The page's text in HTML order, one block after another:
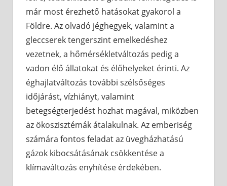
már most érezhető hatásokat gyakorol a
Földre. Az olvadó jéghegyek, valamint a
gleccserek tengerszint emelkedéshez
vezetnek, a hőmérsékletváltozás pedig a
vadon élő állatokat és élőhelyeket érinti. Az
éghajlatváltozás további szélsőséges
időjárást, vízhiányt, valamint
betegségterjedést hozhat magával, miközben
az ökoszisztémák átalakulnak. Az emberiség
számára fontos feladat az üvegházhatású
gázok kibocsátásának csökkentése a
klímaváltozás enyhítése érdekében.